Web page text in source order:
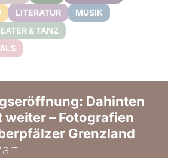
LITERATUR
MUSIK
& TANZ
Dahinten
weiter – Fotografien
Grenzland